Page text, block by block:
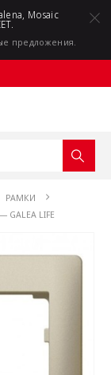
Mosaic
предложения.
РАМКИ
LIFE